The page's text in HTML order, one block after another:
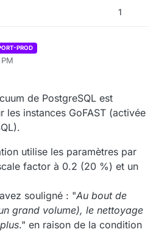
1
PROD
de PostgreSQL est
les instances GoFAST (activée
utilise les paramètres par
factor à 0.2 (20 %) et un
souligné : "Au bout de
grand volume), le nettoyage
." en raison de la condition